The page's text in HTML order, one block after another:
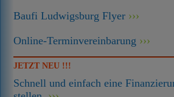
Baufi Ludwigsburg Flyer
Online-Terminvereinbarung
JETZT NEU !!!
Schnell und einfach eine